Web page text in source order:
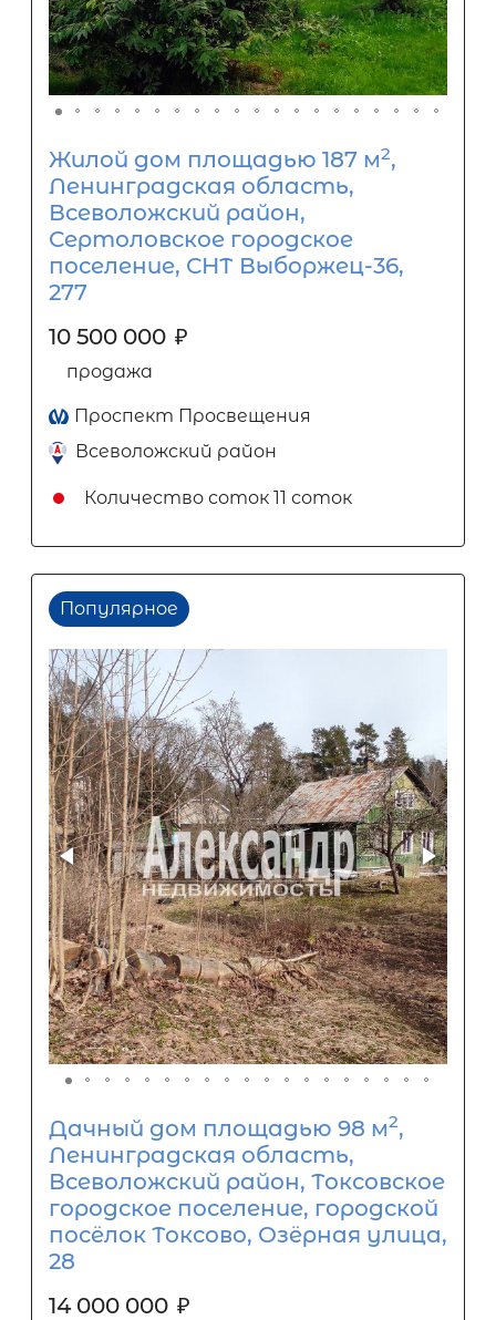
Жилой дом площадью 187 м2,
Ленинградская область,
Всеволожский район,
Сертоловское городское
поселение, СНТ Выборжец-36,
277
10 500 000 ₽
продажа
Проспект Просвещения
Всеволожский район
Количество соток 11 соток
Популярное
Дачный дом площадью 98 м2,
Ленинградская область,
Всеволожский район, Токсовское
городское поселение, городской
посёлок Токсово, Озёрная улица,
28
14 000 000 ₽